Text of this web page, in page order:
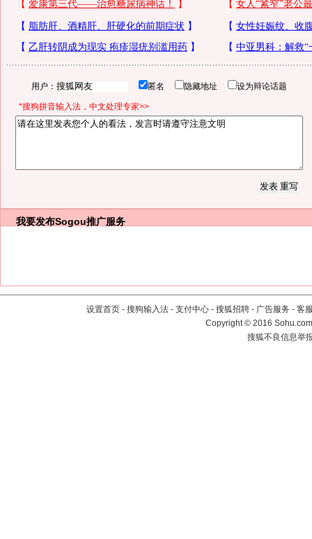
用户： 匿名 隐藏地址 设为辩论话题
*搜狗拼音输入法，中文处理专家>>
我要发布Sogou推广服务
设置首页 - 搜狗输入法 - 支付中心 - 搜狐招聘 - 广告服务 - 客
Copyright©2016
搜狐不良信息举